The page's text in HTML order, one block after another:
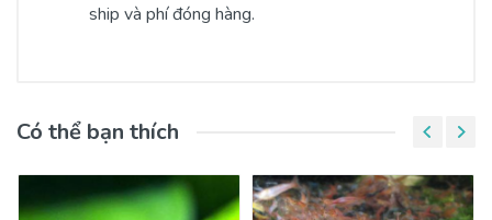
ship và phí đóng hàng.
Có thể bạn thích